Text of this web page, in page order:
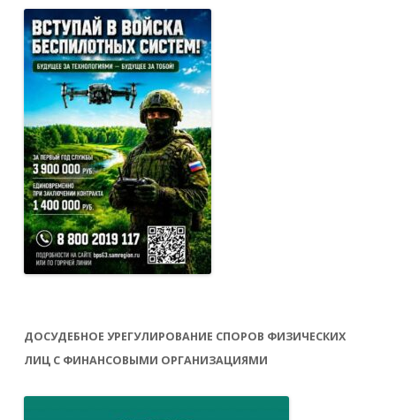
ДОСУДЕБНОЕ УРЕГУЛИРОВАНИЕ СПОРОВ ФИЗИЧЕСКИХ
ЛИЦ С ФИНАНСОВЫМИ ОРГАНИЗАЦИЯМИ